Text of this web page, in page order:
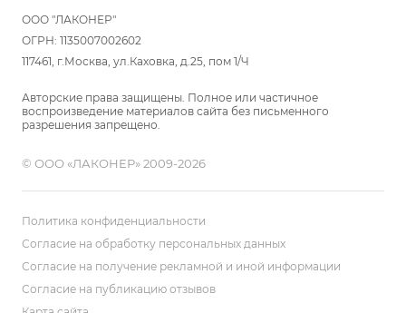
Вопрос-ответ
Комплектуем шкаф-купе
Прихожие
Гостиные
Гардеробные
Детские
Кухни
Мебель в ванную
Распродажа
Двери и перегородки
Библиотеки, домашний офис
Мягкие панели
ООО "ЛАКОНЕР"
ОГРН: 1135007002602
117461, г.Москва, ул.Каховка, д.25, пом 1/Ч
Авторские права защищены. Полное или частичное
воспроизведение материалов сайта без письменного
разрешения запрещено.
© ООО «ЛАКОНЕР» 2009-2026
Политика конфиденциальности
Согласие на обработку персональных данных
Согласие на получение рекламной и иной информации
Согласие на публикацию отзывов